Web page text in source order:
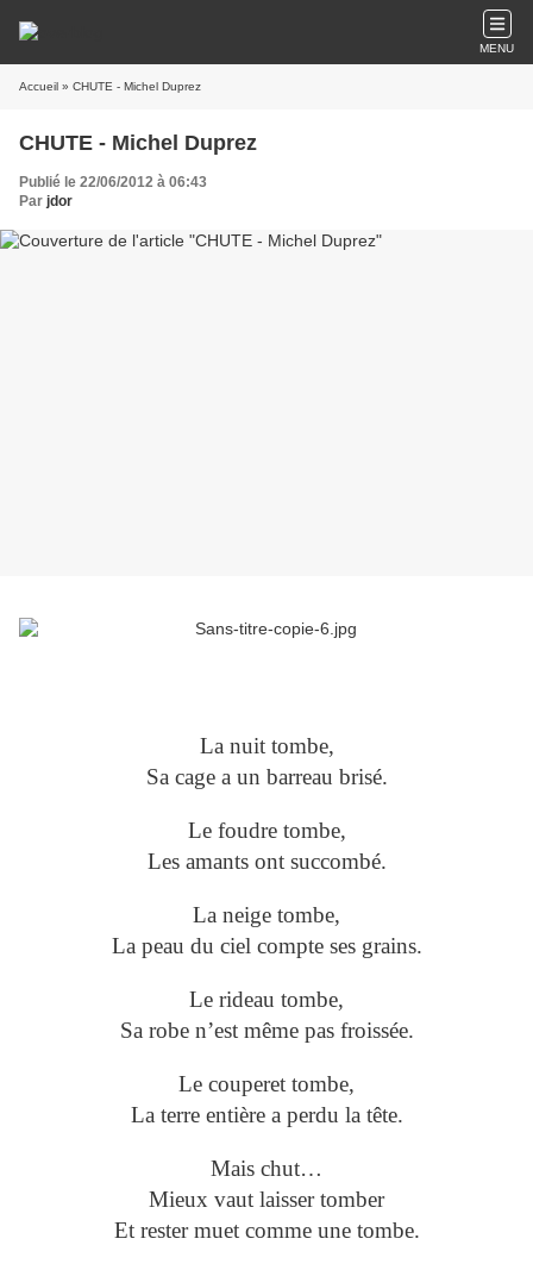
MENU
Accueil » CHUTE - Michel Duprez
CHUTE - Michel Duprez
Publié le 22/06/2012 à 06:43
Par jdor
La nuit tombe,
Sa cage a un barreau brisé.
Le foudre tombe,
Les amants ont succombé.
La neige tombe,
La peau du ciel compte ses grains.
Le rideau tombe,
Sa robe n’est même pas froissée.
Le couperet tombe,
La terre entière a perdu la tête.
Mais chut…
Mieux vaut laisser tomber
Et rester muet comme une tombe.